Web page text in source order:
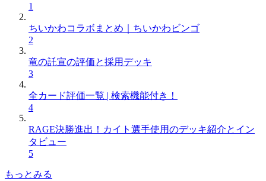
1
ちいかわコラボまとめ｜ちいかわビンゴ
2
竜の託宣の評価と採用デッキ
3
全カード評価一覧 | 検索機能付き！
4
RAGE決勝進出！カイト選手使用のデッキ紹介とイン
タビュー
5
もっとみる